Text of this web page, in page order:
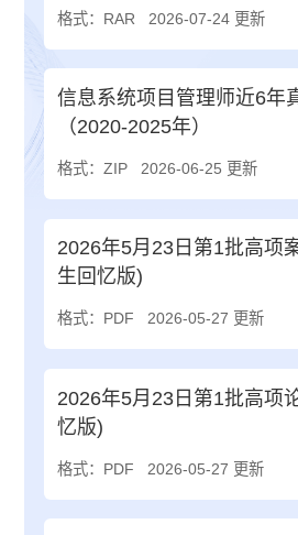
格式：RAR 2026-07-24 更新
信息系统项目管理师近6年
（2020-2025年）
格式：ZIP 2026-06-25 更新
2026年5月23日第1批高项
生回忆版)
格式：PDF 2026-05-27 更新
2026年5月23日第1批高项
忆版)
格式：PDF 2026-05-27 更新